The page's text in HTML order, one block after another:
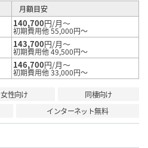
月額目安
140,700円/月～
初期費用他 55,000円～
143,700円/月～
初期費用他 49,500円～
146,700円/月～
初期費用他 33,000円～
女性向け
同棲向け
インターネット無料